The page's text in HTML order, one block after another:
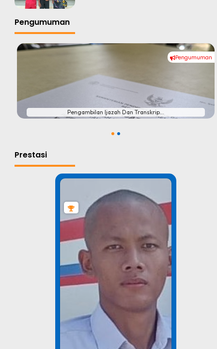
Pengumuman
Pengumuman
#
Pengambilan Ijazah Dan Transkrip...
Prestasi